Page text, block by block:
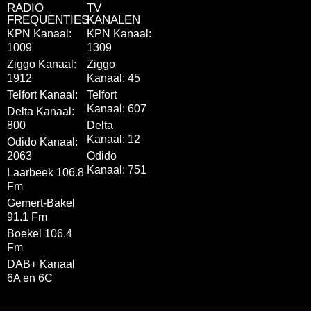
RADIO
FREQUENTIES
KPN Kanaal:
1009
Ziggo Kanaal:
1912
Telfort Kanaal:
Delta Kanaal:
800
Odido Kanaal:
2063
Laarbeek 106.8
Fm
Gemert-Bakel
91.1 Fm
Boekel 106.4
Fm
DAB+ Kanaal
6A en 6C
TV
KANALEN
KPN Kanaal:
1309
Ziggo
Kanaal: 45
Telfort
Kanaal: 607
Delta
Kanaal: 12
Odido
Kanaal: 751